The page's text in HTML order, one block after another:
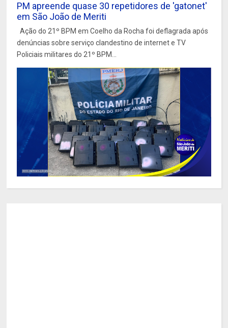
PM apreende quase 30 repetidores de 'gatonet'
em São João de Meriti
Ação do 21º BPM em Coelho da Rocha foi deflagrada após
denúncias sobre serviço clandestino de internet e TV
Policiais militares do 21º BPM...